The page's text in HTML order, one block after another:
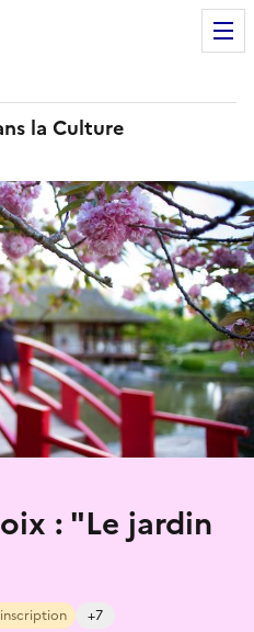
la Culture
: "Le jardin
+7